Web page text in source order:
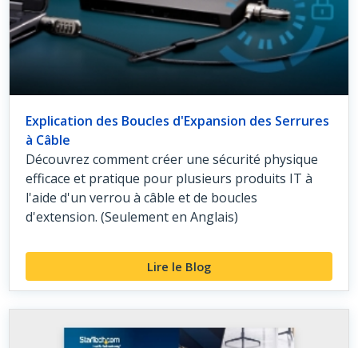
Explication des Boucles d'Expansion des Serrures
à Câble
Découvrez comment créer une sécurité physique
efficace et pratique pour plusieurs produits IT à
l'aide d'un verrou à câble et de boucles
d'extension. (Seulement en Anglais)
Lire le Blog